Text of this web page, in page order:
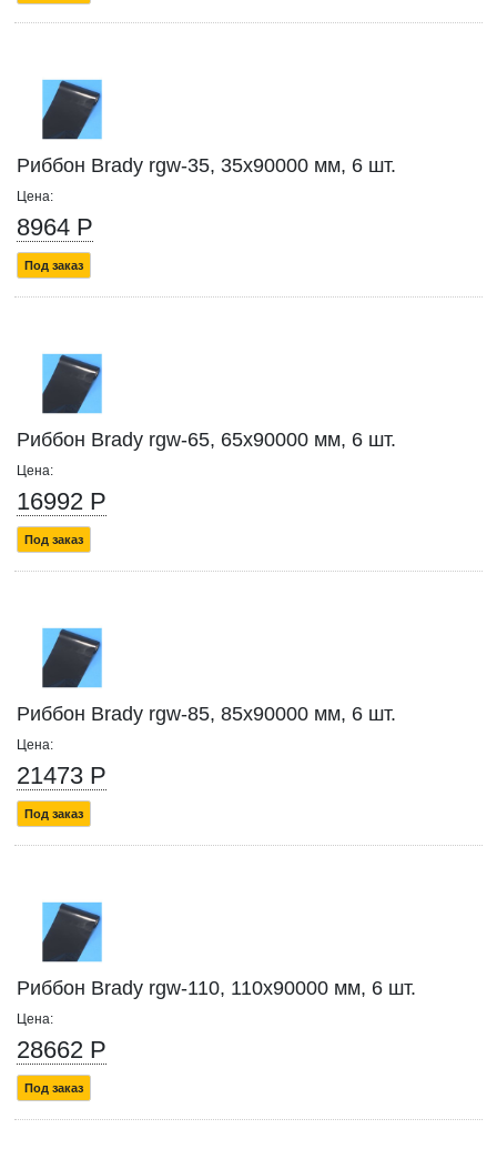
Риббон Brady rgw-35, 35x90000 мм, 6 шт.
Цена:
8964 Р
Под заказ
Риббон Brady rgw-65, 65x90000 мм, 6 шт.
Цена:
16992 Р
Под заказ
Риббон Brady rgw-85, 85x90000 мм, 6 шт.
Цена:
21473 Р
Под заказ
Риббон Brady rgw-110, 110x90000 мм, 6 шт.
Цена:
28662 Р
Под заказ